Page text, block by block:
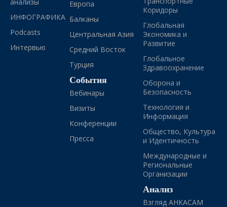
ИНФОГРАФИКА
Podcasts
Интервью
Европа
Балканы
Центральная Азия
Средний Восток
Турция
События
Вебинары
Визиты
Конференции
Пресса
Коридоры
Глобальная
Экономика и
Развитие
Глобальное
Здравоохранение
Оборона и
Безопасность
Технология и
Информация
Общество, Культура
и Идентичность
Международные и
Региональные
Организации
Анализ
Взгляд АНКАСАМ